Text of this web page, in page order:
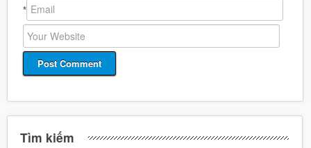
*
Tìm kiếm